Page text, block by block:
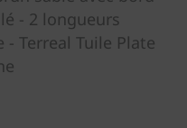
- 2 longueurs
Terreal Tuile Plate